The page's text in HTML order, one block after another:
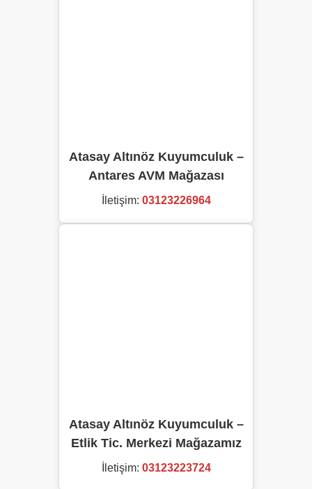
Atasay Altınöz Kuyumculuk –
Antares AVM Mağazası
İletişim: 03123226964
Atasay Altınöz Kuyumculuk –
Etlik Tic. Merkezi Mağazamız
İletişim: 03123223724